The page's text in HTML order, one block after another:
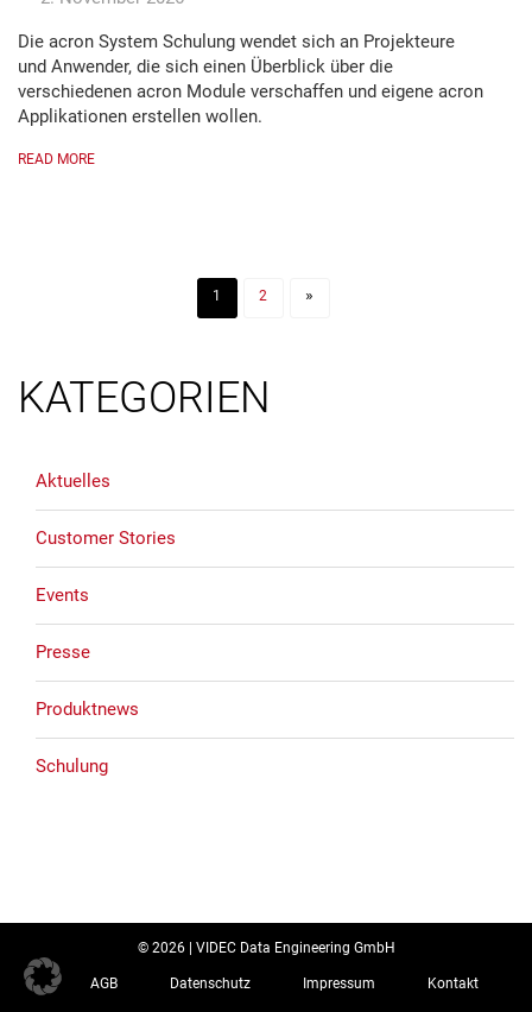
Die acron System Schulung wendet sich an Projekteure
und Anwender, die sich einen Überblick über die
verschiedenen acron Module verschaffen und eigene acron
Applikationen erstellen wollen.
READ MORE
1 2 »
KATEGORIEN
Aktuelles
Customer Stories
Events
Presse
Produktnews
Schulung
© 2026 | VIDEC Data Engineering GmbH
AGB Datenschutz Impressum Kontakt